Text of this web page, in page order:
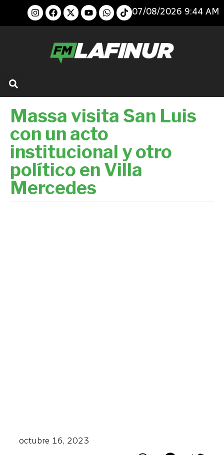
07/08/2026 9:44 AM
Massa visita San Luis
con un acto
institucional y otro
político en Villa
Mercedes
octubre 16, 2023